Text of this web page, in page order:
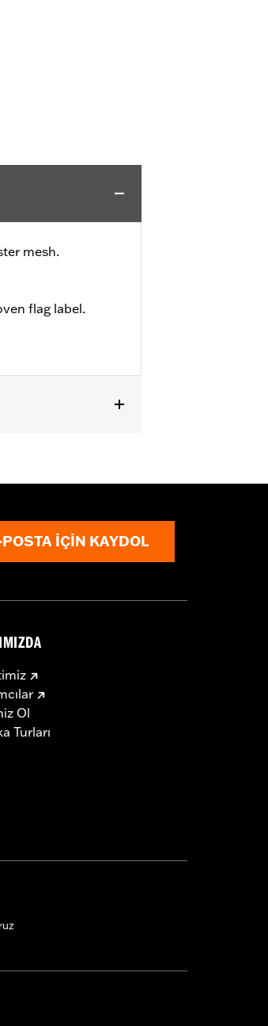
mesh.
flag label.
POSTA IÇIN KAYDOL
Ol
Turları